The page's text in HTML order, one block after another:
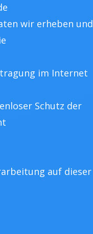
wir erheben und
im Internet
Schutz der
auf dieser